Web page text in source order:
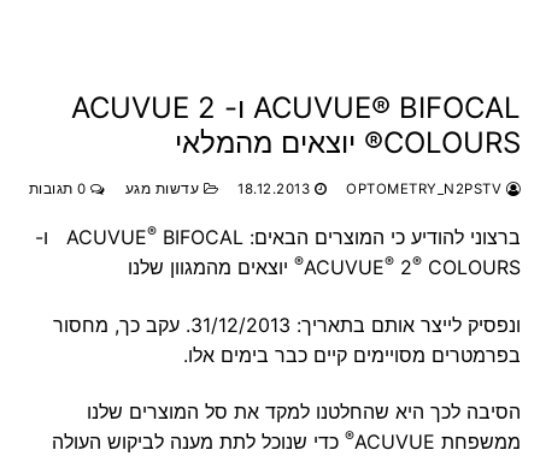
ACUVUE® BIFOCAL ו- ACUVUE 2
COLOURS® יוצאים מהמלאי
18.12.2013 עדשות מגע
ברצוני להודיע כי המוצרים הבאים: ACUVUE ®
BIFOCAL ו-
ACUVUE® 2® COLOURS
® יוצאים מהמגוון שלנו
ונפסיק לייצר אותם בתאריך: 31/12/2013. עקב כך, מחסור
בפרמטרים מסויימים קיים כבר בימים אלו.
הסיבה לכך היא שהחלטנו למקד את סל המוצרים שלנו
ממשפחת ACUVUE
® כדי שנוכל לתת מענה לביקוש העולה